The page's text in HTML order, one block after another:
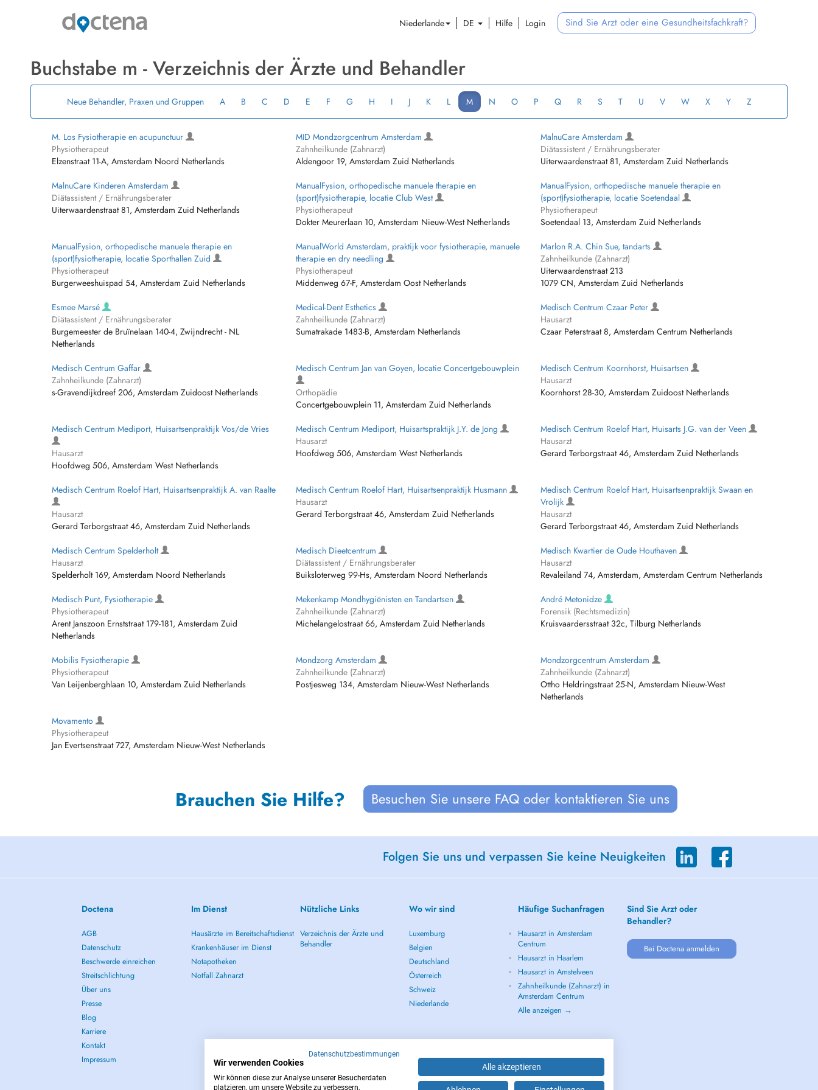
Niederlande DE Hilfe Login Sind Sie Arzt oder eine Gesundheitsfachkraft?
Buchstabe m - Verzeichnis der Ärzte und Behandler
Neue Behandler, Praxen und Gruppen A B C D E F G H I J K L M N O P Q R S T U V W X Y Z
M. Los Fysiotherapie en acupunctuur
Physiotherapeut
Elzenstraat 11-A, Amsterdam Noord Netherlands
MID Mondzorgcentrum Amsterdam
Zahnheilkunde (Zahnarzt)
Aldengoor 19, Amsterdam Zuid Netherlands
MalnuCare Amsterdam
Diätassistent / Ernährungsberater
Uiterwaardenstraat 81, Amsterdam Zuid Netherlands
MalnuCare Kinderen Amsterdam
Diätassistent / Ernährungsberater
Uiterwaardenstraat 81, Amsterdam Zuid Netherlands
ManualFysion, orthopedische manuele therapie en
(sport)fysiotherapie, locatie Club West
Physiotherapeut
Dokter Meurerlaan 10, Amsterdam Nieuw-West Netherlands
ManualFysion, orthopedische manuele therapie en
(sport)fysiotherapie, locatie Soetendaal
Physiotherapeut
Soetendaal 13, Amsterdam Zuid Netherlands
ManualFysion, orthopedische manuele therapie en
(sport)fysiotherapie, locatie Sporthallen Zuid
Physiotherapeut
Burgerweeshuispad 54, Amsterdam Zuid Netherlands
ManualWorld Amsterdam, praktijk voor fysiotherapie, manuele
therapie en dry needling
Physiotherapeut
Middenweg 67-F, Amsterdam Oost Netherlands
Marlon R.A. Chin Sue, tandarts
Zahnheilkunde (Zahnarzt)
Uiterwaardenstraat 213
1079 CN, Amsterdam Zuid Netherlands
Esmee Marsé
Diätassistent / Ernährungsberater
Burgemeester de Bruïnelaan 140-4, Zwijndrecht - NL
Netherlands
Medical-Dent Esthetics
Zahnheilkunde (Zahnarzt)
Sumatrakade 1483-B, Amsterdam Netherlands
Medisch Centrum Czaar Peter
Hausarzt
Czaar Peterstraat 8, Amsterdam Centrum Netherlands
Medisch Centrum Gaffar
Zahnheilkunde (Zahnarzt)
s-Gravendijkdreef 206, Amsterdam Zuidoost Netherlands
Medisch Centrum Jan van Goyen, locatie Concertgebouwplein
Orthopädie
Concertgebouwplein 11, Amsterdam Zuid Netherlands
Medisch Centrum Koornhorst, Huisartsen
Hausarzt
Koornhorst 28-30, Amsterdam Zuidoost Netherlands
Medisch Centrum Mediport, Huisartsenpraktijk Vos/de Vries
Hausarzt
Hoofdweg 506, Amsterdam West Netherlands
Medisch Centrum Mediport, Huisartspraktijk J.Y. de Jong
Hausarzt
Hoofdweg 506, Amsterdam West Netherlands
Medisch Centrum Roelof Hart, Huisarts J.G. van der Veen
Hausarzt
Gerard Terborgstraat 46, Amsterdam Zuid Netherlands
Medisch Centrum Roelof Hart, Huisartsenpraktijk A. van Raalte
Hausarzt
Gerard Terborgstraat 46, Amsterdam Zuid Netherlands
Medisch Centrum Roelof Hart, Huisartsenpraktijk Husmann
Hausarzt
Gerard Terborgstraat 46, Amsterdam Zuid Netherlands
Medisch Centrum Roelof Hart, Huisartsenpraktijk Swaan en
Vrolijk
Hausarzt
Gerard Terborgstraat 46, Amsterdam Zuid Netherlands
Medisch Centrum Spelderholt
Hausarzt
Spelderholt 169, Amsterdam Noord Netherlands
Medisch Dieetcentrum
Diätassistent / Ernährungsberater
Buiksloterweg 99-Hs, Amsterdam Noord Netherlands
Medisch Kwartier de Oude Houthaven
Hausarzt
Revaleiland 74, Amsterdam, Amsterdam Centrum Netherlands
Medisch Punt, Fysiotherapie
Physiotherapeut
Arent Janszoon Ernststraat 179-181, Amsterdam Zuid
Netherlands
Mekenkamp Mondhygiënisten en Tandartsen
Zahnheilkunde (Zahnarzt)
Michelangelostraat 66, Amsterdam Zuid Netherlands
André Metonidze
Forensik (Rechtsmedizin)
Kruisvaardersstraat 32c, Tilburg Netherlands
Mobilis Fysiotherapie
Physiotherapeut
Van Leijenberghlaan 10, Amsterdam Zuid Netherlands
Mondzorg Amsterdam
Zahnheilkunde (Zahnarzt)
Postjesweg 134, Amsterdam Nieuw-West Netherlands
Mondzorgcentrum Amsterdam
Zahnheilkunde (Zahnarzt)
Ottho Heldringstraat 25-N, Amsterdam Nieuw-West
Netherlands
Movamento
Physiotherapeut
Jan Evertsenstraat 727, Amsterdam Nieuw-West Netherlands
Brauchen Sie Hilfe? Besuchen Sie unsere FAQ oder kontaktieren Sie uns
Folgen Sie uns und verpassen Sie keine Neuigkeiten
Doctena
AGB
Datenschutz
Beschwerde einreichen
Streitschlichtung
Über uns
Presse
Blog
Karriere
Kontakt
Impressum
Im Dienst
Hausärzte im Bereitschaftsdienst
Krankenhäuser im Dienst
Notapotheken
Notfall Zahnarzt
Nützliche Links
Verzeichnis der Ärzte und
Behandler
Wo wir sind
Luxemburg
Belgien
Deutschland
Österreich
Schweiz
Niederlande
Häufige Suchanfragen
Hausarzt in Amsterdam
Centrum
Hausarzt in Haarlem
Hausarzt in Amstelveen
Zahnheilkunde (Zahnarzt) in
Amsterdam Centrum
Alle anzeigen →
Sind Sie Arzt oder
Behandler?
Bei Doctena anmelden
Datenschutzbestimmungen
Wir verwenden Cookies
Wir können diese zur Analyse unserer Besucherdaten
platzieren, um unsere Website zu verbessern,
Alle akzeptieren